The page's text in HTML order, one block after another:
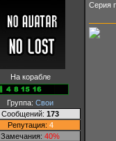
На корабле
Группа: Свои
Сообщений: 173
Репутация: 4
Замечания: 40%
Серия